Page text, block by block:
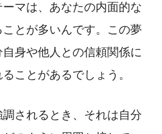
ーマは、あなたの内面的な
とが多いんです。この夢
身や他人との信頼関係に
ことがあるでしょう。
されるとき、それは自分